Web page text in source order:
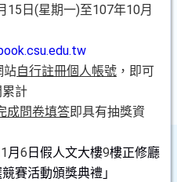
15 日 (星期一)至107年10月
站自行註冊個人帳號 ，即可
計
成問卷填答即具有抽獎資
月 6 日假人文大樓9樓正修廳
賽活動頒獎典禮」